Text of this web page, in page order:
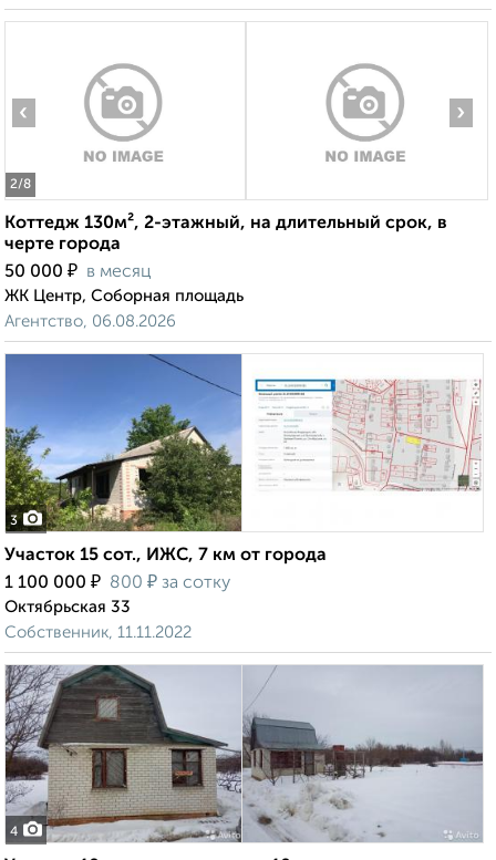
2/8
‹ ›
Коттедж 130м², 2-этажный, на длительный срок, в
черте города
50 000 ₽ в месяц
ЖК Центр, Соборная площадь
Агентство, 06.08.2026
3
Участок 15 сот., ИЖС, 7 км от города
1 100 000 ₽ 800 ₽ за сотку
Октябрьская 33
Собственник, 11.11.2022
4